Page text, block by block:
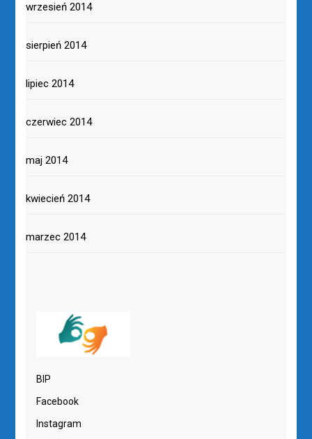
wrzesień 2014
sierpień 2014
lipiec 2014
czerwiec 2014
maj 2014
kwiecień 2014
marzec 2014
BIP
Facebook
Instagram